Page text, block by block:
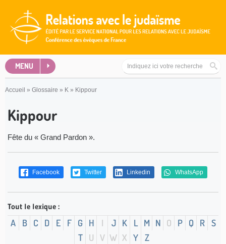
MENU
Accueil » Glossaire » K » Kippour
Kippour
Fête du « Grand Pardon ».
Facebook Twitter Linkedin WhatsApp
Tout le lexique :
A B C D E F G H I J K L M N O P Q R S
T
U V W X Y Z